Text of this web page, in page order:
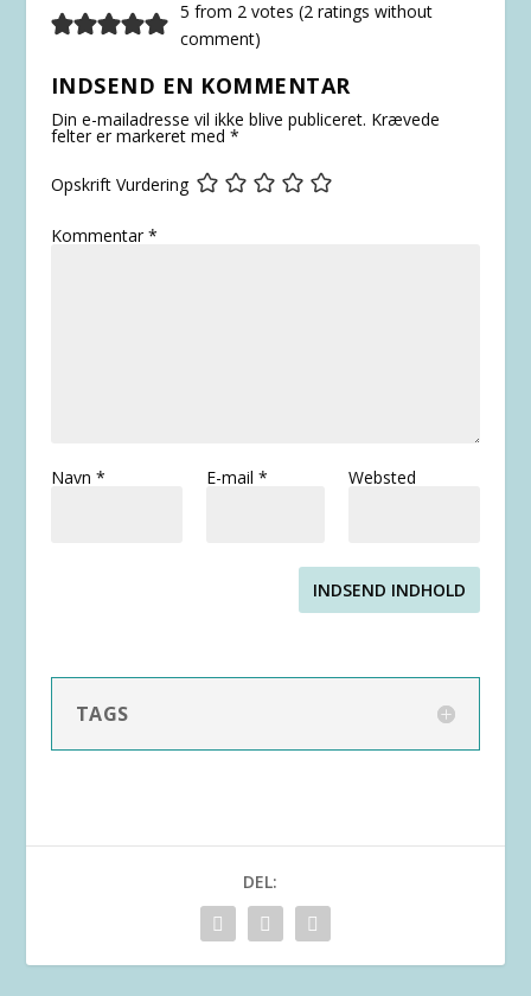
5 from 2 votes (2 ratings without
comment)
INDSEND EN KOMMENTAR
Din e-mailadresse vil ikke blive publiceret. Krævede
felter er markeret med *
Opskrift Vurdering
Kommentar*
Navn * E-mail * Websted
INDSEND INDHOLD
TAGS
DEL: